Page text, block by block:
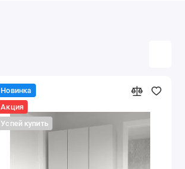
Новинка
Акция
Успей купить